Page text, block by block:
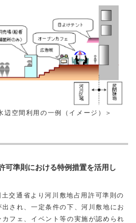
辺空間利用の一例（イメージ）＞
可準則における特例措置を活用し
交通省より河川敷地占用許可準則の
され、一定条件の下、河川敷地にお
フェ、イベント等の実施が認められ